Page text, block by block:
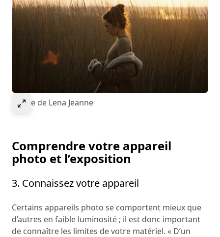
Select to expand image
Image de Lena Jeanne
Comprendre votre appareil
photo et l’exposition
3. Connaissez votre appareil
Certains appareils photo se comportent mieux que
d’autres en faible luminosité ; il est donc important
de connaître les limites de votre matériel. « D’un